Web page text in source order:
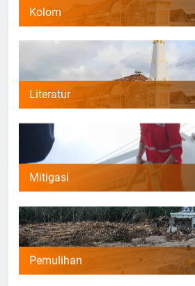
Kolom
Literatur
Mitigasi
Pemulihan